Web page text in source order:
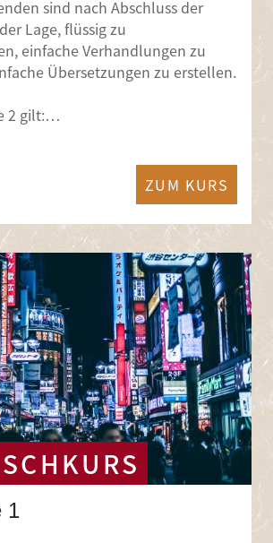
sind nach Abschluss der
Lage, flüssig zu
einfache Verhandlungen zu
Übersetzungen zu erstellen.
2 gilt:…
ZUM KURS
1